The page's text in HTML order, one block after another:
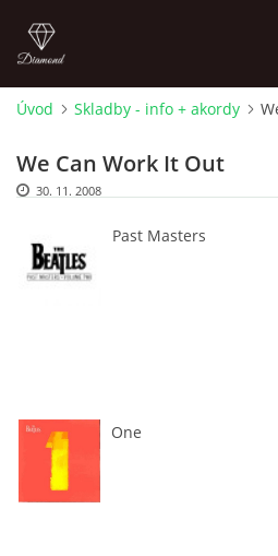
ÚVOD
HISTORIE - JAK TO ZAČALO
HISTORIE - KONEC LEGENDY
Úvod Skladby - info + akordy
We Can Work It Out
30. 11. 2008
Past Masters
One